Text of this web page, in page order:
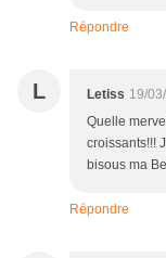
Répondre
L Letiss 19/
Quelle
croissants!!!
bisous ma
Répondre